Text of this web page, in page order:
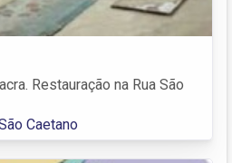
Restauração na Rua São
Caetano